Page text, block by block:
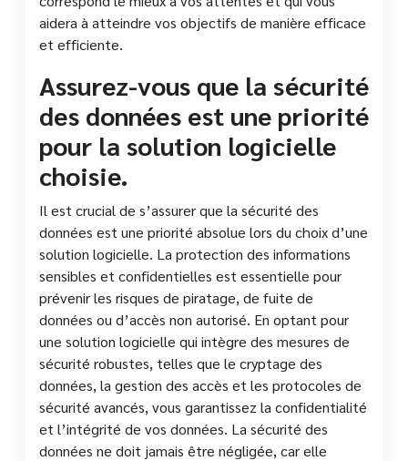
aidera à atteindre vos objectifs de manière efficace
et efficiente.
Assurez-vous que la sécurité
des données est une priorité
pour la solution logicielle
choisie.
Il est crucial de s’assurer que la sécurité des
données est une priorité absolue lors du choix d’une
solution logicielle. La protection des informations
sensibles et confidentielles est essentielle pour
prévenir les risques de piratage, de fuite de
données ou d’accès non autorisé. En optant pour
une solution logicielle qui intègre des mesures de
sécurité robustes, telles que le cryptage des
données, la gestion des accès et les protocoles de
sécurité avancés, vous garantissez la confidentialité
et l’intégrité de vos données. La sécurité des
données ne doit jamais être négligée, car elle